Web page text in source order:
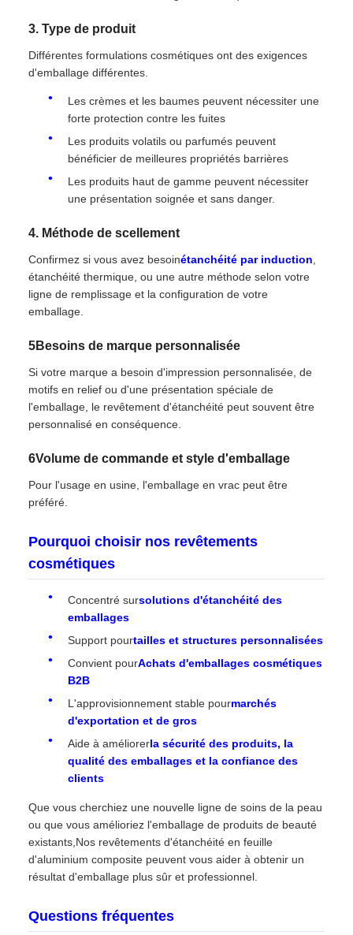
3. Type de produit
Différentes formulations cosmétiques ont des exigences
d'emballage différentes.
Les crèmes et les baumes peuvent nécessiter une
forte protection contre les fuites
Les produits volatils ou parfumés peuvent
bénéficier de meilleures propriétés barrières
Les produits haut de gamme peuvent nécessiter
une présentation soignée et sans danger.
4. Méthode de scellement
Confirmez si vous avez besoinétanchéité par induction
étanchéité thermique, ou une autre méthode selon votre
ligne de remplissage et la configuration de votre
emballage.
5Besoins de marque personnalisée
Si votre marque a besoin d'impression personnalisée, de
motifs en relief ou d'une présentation spéciale de
l'emballage, le revêtement d'étanchéité peut souvent être
personnalisé en conséquence.
6Volume de commande et style d'emballage
Pour l'usage en usine, l'emballage en vrac peut être
préféré.
Pourquoi choisir nos revêtements
cosmétiques
Concentré sursolutions d'étanchéité des
emballages
Support pourtailles et structures personnalisées
Convient pourAchats d'emballages cosmétiques
B2B
L'approvisionnement stable pourmarchés
d'exportation et de gros
Aide à améliorerla sécurité des produits, la
qualité des emballages et la confiance des
clients
Que vous cherchiez une nouvelle ligne de soins de la peau
ou que vous amélioriez l'emballage de produits de beauté
existants,Nos revêtements d'étanchéité en feuille
d'aluminium composite peuvent vous aider à obtenir un
résultat d'emballage plus sûr et professionnel.
Questions fréquentes